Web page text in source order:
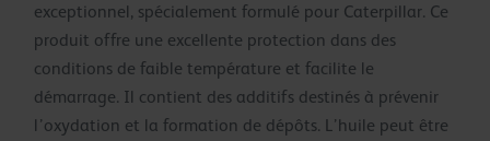
exceptionnel, spécialement formulé pour Caterpillar. Ce
produit offre une excellente protection dans des
conditions de faible température et facilite le
démarrage. Il contient des additifs destinés à prévenir
l’oxydation et la formation de dépôts. L’huile peut être